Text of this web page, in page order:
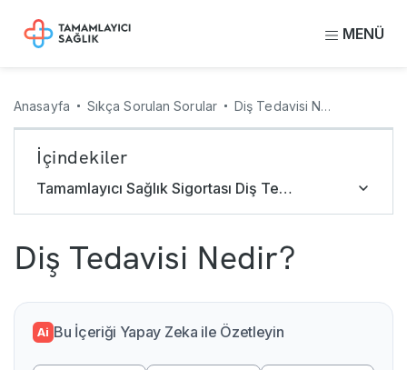
MENÜ
Anasayfa Sıkça Sorulan Sorular Diş Tedavisi Nedir?
İçindekiler
Tamamlayıcı Sağlık Sigortası Diş Tedavisi Masraflarını Karşılar mı?
Diş Tedavisi Nedir?
Ai Bu İçeriği Yapay Zeka ile Özetleyin